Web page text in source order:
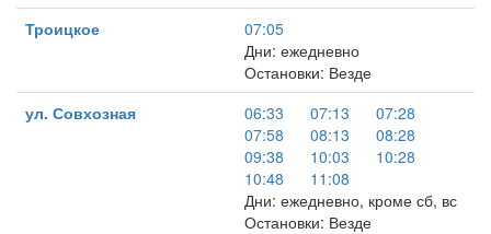
Троицкое
07:05
Дни: ежедневно
Остановки: Везде
ул. Совхозная
06:33 07:13
07:28
07:58
08:13
08:28
09:38
10:03
10:28
10:48
11:08
Дни: ежедневно, кроме сб, вс
Остановки: Везде